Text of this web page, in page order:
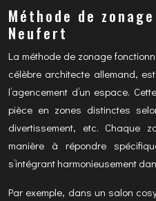
Méthode de
Neufert
La méthode de zonage
célèbre architecte allemand,
l’agencement d’un espace.
pièce en zones distinctes
divertissement, etc. Chaque
manière à répondre
s’intégrant harmonieusement
Par exemple, dans un salon